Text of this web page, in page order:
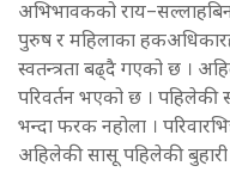
अभिभावकको
पुरुष र महिलाका
स्वतन्त्रता बढ्दै गएको छ ।
परिवर्तन भएको छ ।
भन्दा फरक नहोला ।
अहिलेकी सासू पहिलेकी